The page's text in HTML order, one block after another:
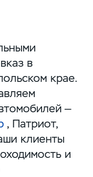
в
крае.
—
, Патриот,
клиенты
и